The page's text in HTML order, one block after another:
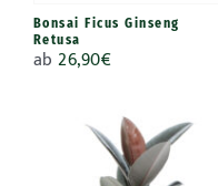
Bonsai Ficus Ginseng
Retusa
ab26,90€